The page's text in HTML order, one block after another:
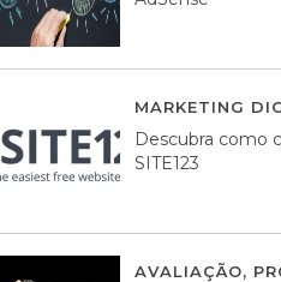
MARKETING
Descubra como
SITE123
AVALIAÇÃO,